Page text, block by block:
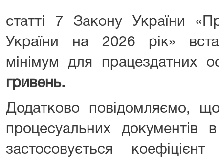
статті 7 Закону України
України на 2026 рік»
мінімум для працездатних
гривень.
Додатково повідомляємо,
процесуальних документів
застосовується